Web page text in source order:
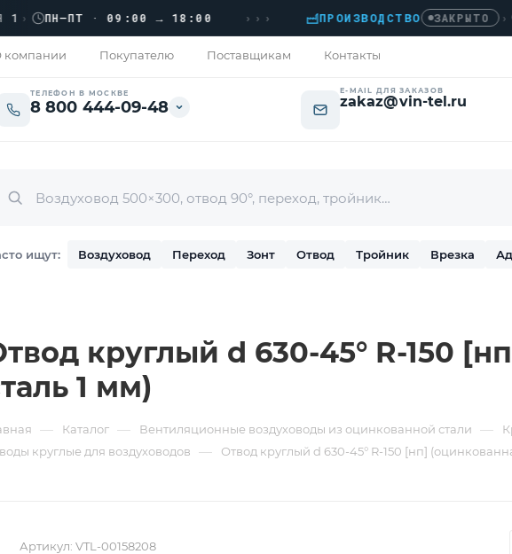
ПН–ПТ · 09:00 → 18:00 ››› ПРОИЗВОДСТВО ЗАКРЫТО ›
компании Покупателю Поставщикам Контакты
ТЕЛЕФОН В МОСКВЕ
8 800 444-09-48
E-MAIL ДЛЯ ЗАКАЗОВ
zakaz@vin-tel.ru
ищут: Воздуховод Переход Зонт Отвод Тройник Врезка
круглый d 630-45° R-150
1 мм)
— Каталог — Вентиляционные воздуховоды из оцинкованной стали —
круглые для воздуховодов
— Отвод круглый d 630-45° R-150 [нп]
Артикул: VTL-00158208